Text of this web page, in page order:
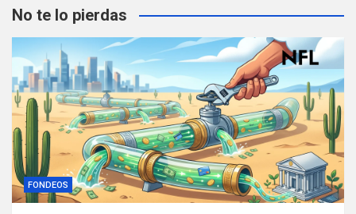
No te lo pierdas
FONDEOS